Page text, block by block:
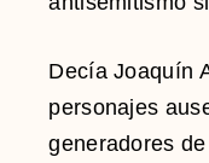
Decía Joaquín
personajes
generadores